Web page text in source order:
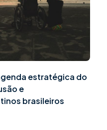
estratégica do
e
brasileiros